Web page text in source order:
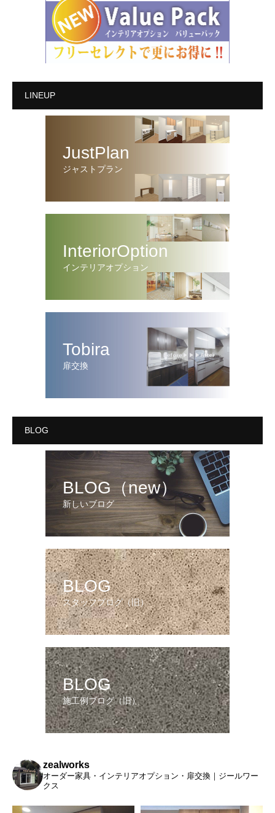
LINEUP
JustPlan
ジャストプラン
InteriorOption
インテリアオプション
Tobira
扉交換
BLOG
BLOG（new）
新しいブログ
BLOG
スタッフブログ（旧）
BLOG
施工例ブログ（旧）
zealworks
オーダー家具・インテリアオプション・扉交換｜ジールワー
クス